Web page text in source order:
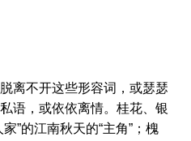
离不开这些形容词，或瑟瑟
语，或依依离情。桂花、银
”的江南秋天的“主角”；槐